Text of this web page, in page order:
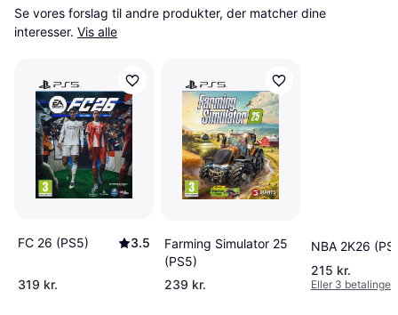
Se vores forslag til andre produkter, der matcher dine
interesser. Vis alle
FC 26 (PS5) 3.5
319 kr.
Farming Simulator 25
(PS5)
239 kr.
NBA 2K26
215 kr.
Eller 3 betalinger